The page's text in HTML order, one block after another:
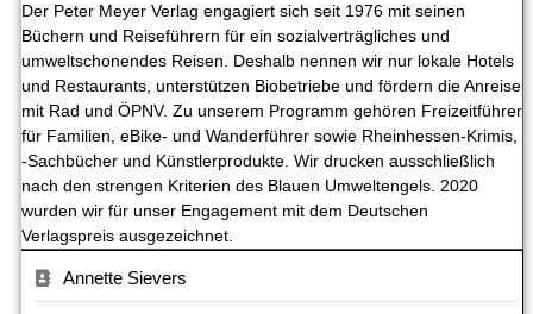
Der Peter Meyer Verlag engagiert sich seit 1976 mit seinen
Büchern und Reiseführern für ein sozialverträgliches und
umweltschonendes Reisen. Deshalb nennen wir nur lokale Hotels
und Restaurants, unterstützen Biobetriebe und fördern die Anreise
mit Rad und ÖPNV. Zu unserem Programm gehören Freizeitführer
für Familien, eBike- und Wanderführer sowie Rheinhessen-Krimis,
-Sachbücher und Künstlerprodukte. Wir drucken ausschließlich
nach den strengen Kriterien des Blauen Umweltengels. 2020
wurden wir für unser Engagement mit dem Deutschen
Verlagspreis ausgezeichnet.
Annette Sievers